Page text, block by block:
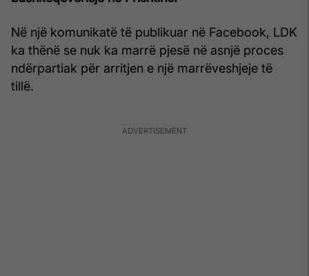
Në një komunikatë të publikuar në Facebook, LDK
ka thënë se nuk ka marrë pjesë në asnjë proces
ndërpartiak për arritjen e një marrëveshjeje të
tillë.